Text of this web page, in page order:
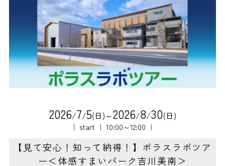
2026/7/5(日)～2026/8/30(日)
｜ start ｜ 10:00～12:00 ｜
【見て安心！知って納得！】ポラスラボツア
ー＜体感すまいパーク吉川美南＞